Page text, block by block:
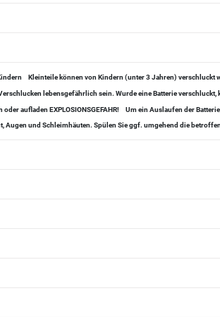
Kleinteile können von Kindern (unter 3 Jahren) verschluckt
lebensgefährlich sein. Wurde eine Batterie
aufladen EXPLOSIONSGEFAHR! Um ein Auslaufen der
Augen und Schleimhäuten. Spülen Sie ggf. umgehend die